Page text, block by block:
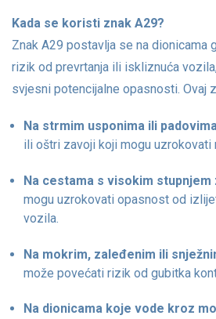
Kada se koristi znak A29?
Znak A29 postavlja se na dionicama
rizik od prevrtanja ili iskliznuća
svjesni potencijalne opasnosti. Ovaj
Na strmim usponima ili
ili oštri zavoji koji mogu
Na cestama s visokim
mogu uzrokovati opasnost od
vozila.
Na mokrim, zaleđenim ili
može povećati rizik od gubitka
Na dionicama koje vode kroz